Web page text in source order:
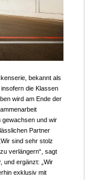
bekannt als
die Klassen
wird am Ende der
gewachsen und wir
Partner
sind sehr stolz
verlängern“, sagt
und ergänzt: „Wir
exklusiv mit